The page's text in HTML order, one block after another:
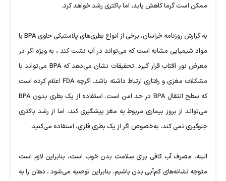
ممکن است گرما کاهش یابد، اما باکتری رشد خواهد کرد.
به گزارش روزنامه خراسان،
برخی از انواع بطری‌های پلاستیکی حاوی BPA یا
مواد شیمیایی مشابه است که می‌تواند در آب نشت کند ، به‌ ویژه اگر در
معرض نور آفتاب قرار گیرد. تحقیقات نشان می‌دهد که BPA می‌تواند با
مشکلات مغزی و رفتاری ارتباط داشته باشد. اگرچه FDA اعلام کرده است
که سطح انتقال BPA در حد امن است. استفاده از یک بطری بدون BPA
می‌تواند از بروز بیماری مربوط به مغز پیشگیری کند، اما از رشد باکتری
جلوگیری نمی کند، به‌خصوص اگر از یک بطری فلزی، استفاده می‌کنید.
البته، مصرف آب کافی برای سلامت بدن خوب است، بنابراین لازم است
متوجه نشانه‌های کم‌آبی بدن باشیم. بنابراین توصیه می‌شود ، دهان را به